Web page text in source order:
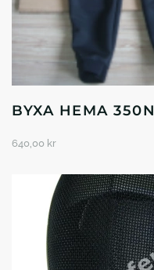
BYXA HEMA 350N
640,00 kr